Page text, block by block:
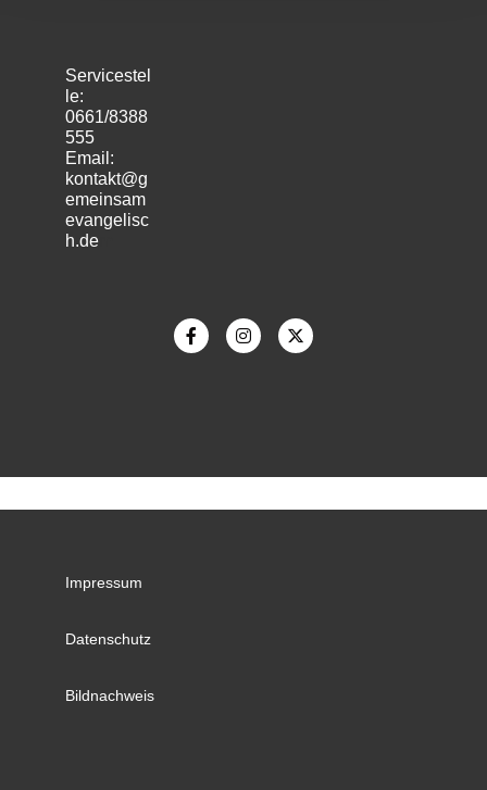
Servicestel
le:
0661/8388
555
Email:
kontakt@g
emeinsam
evangelisc
h.de
Impressum
Datenschutz
Bildnachweis